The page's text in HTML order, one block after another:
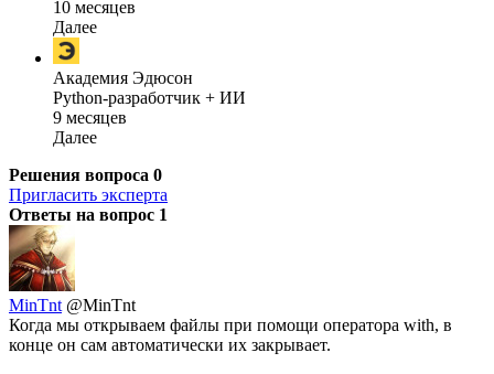
10 месяцев
Далее
Академия Эдюсон
Python-разработчик + ИИ
9 месяцев
Далее
Решения вопроса 0
Пригласить эксперта
Ответы на вопрос 1
MinTnt @MinTnt
Когда мы открываем файлы при помощи оператора with, в
конце он сам автоматически их закрывает.